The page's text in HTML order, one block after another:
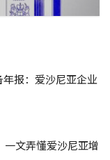
报：爱沙尼亚企业
一文弄懂爱沙尼亚增